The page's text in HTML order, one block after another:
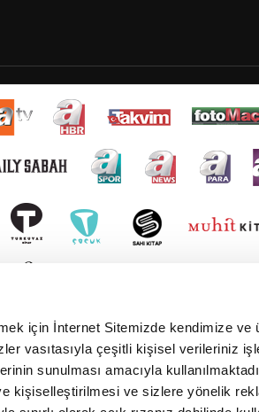
için İnternet Sitemizde kendimize ve
vasıtasıyla çeşitli kişisel verileriniz
sunulması amacıyla
kişiselleştirilmesi ve sizlere yönelik